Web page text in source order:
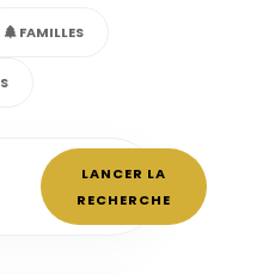
FAMILLES
LANCER LA
RECHERCHE